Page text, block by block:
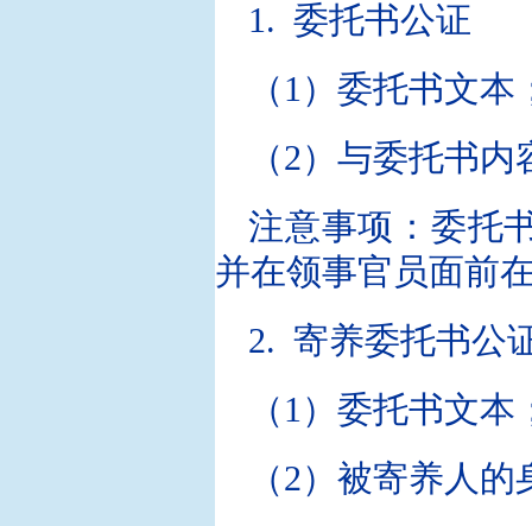
1. 委托书公证
（1）委托书文本
（2）与委托书
注意事项：委托
并在领事官员面前
2. 寄养委托书公
（1）委托书文本
（2）被寄养人